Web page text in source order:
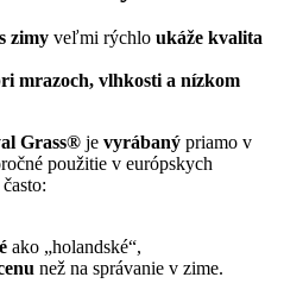
zimy veľmi rýchlo ukáže kvalita
mrazoch, vlhkosti a nízkom
Grass® je vyrábaný priamo v
použitie v európskych
ako „holandské“,
než na správanie v zime.